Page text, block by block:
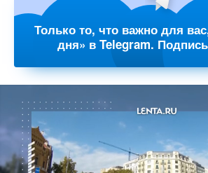
Только то, что важно для
дня» в Telegram.